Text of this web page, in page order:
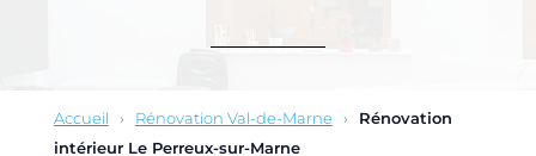
Accueil › Rénovation Val-de-Marne ›
Rénovation
intérieur Le Perreux-sur-Marne